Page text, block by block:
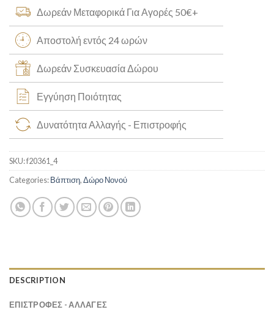
Δωρεάν Μεταφορικά Για Αγορές 50€+
Αποστολή εντός 24 ωρών
Δωρεάν Συσκευασία Δώρου
Εγγύηση Ποιότητας
Δυνατότητα Αλλαγής - Επιστροφής
SKU:f20361_4
Categories:Βάπτιση,Δώρο Νονού
DESCRIPTION
ΕΠΙΣΤΡΟΦΕΣ - ΑΛΛΑΓΕΣ